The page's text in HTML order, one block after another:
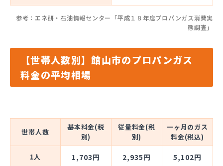
参考：エネ研・石油情報センター「平成１８年度プロパンガス消費実
態調査」
【世帯人数別】館山市のプロパンガス
料金の平均相場
世帯人数
基本料金(税
別)
従量料金(税
別)
一ヶ月のガス
料金(税込)
1人 1,703円 2,935円 5,102円